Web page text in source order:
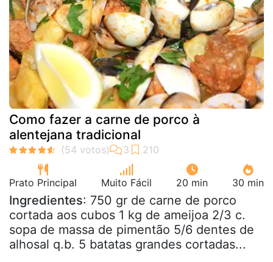
Como fazer a carne de porco à
alentejana tradicional
Prato Principal Muito Fácil 20 min 30 min
Ingredientes: 750 gr de carne de porco
cortada aos cubos 1 kg de ameijoa 2/3 c.
sopa de massa de pimentão 5/6 dentes de
alhosal q.b. 5 batatas grandes cortadas...